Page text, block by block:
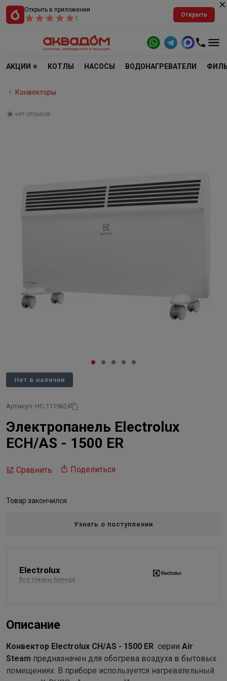
Открыть в приложении
1
Открыть
АКЦИИ ⭐ КОТЛЫ НАСОСЫ ВОДОНАГРЕВАТЕЛИ
Конвекторы
нет отзывов
Нет в наличии
Артикул: НС-1119624
Электропанель Electrolux
ECH/AS - 1500 ER
Сравнить Поделиться
Товар закончился
Узнать о поступлении
Electrolux
Все товары бренда
Описание
Конвектор Electrolux CH/AS - 1500 ER серии Air
Steam предназначен для обогрева воздуха в бытовых
помещениях. В приборе используется нагревательный